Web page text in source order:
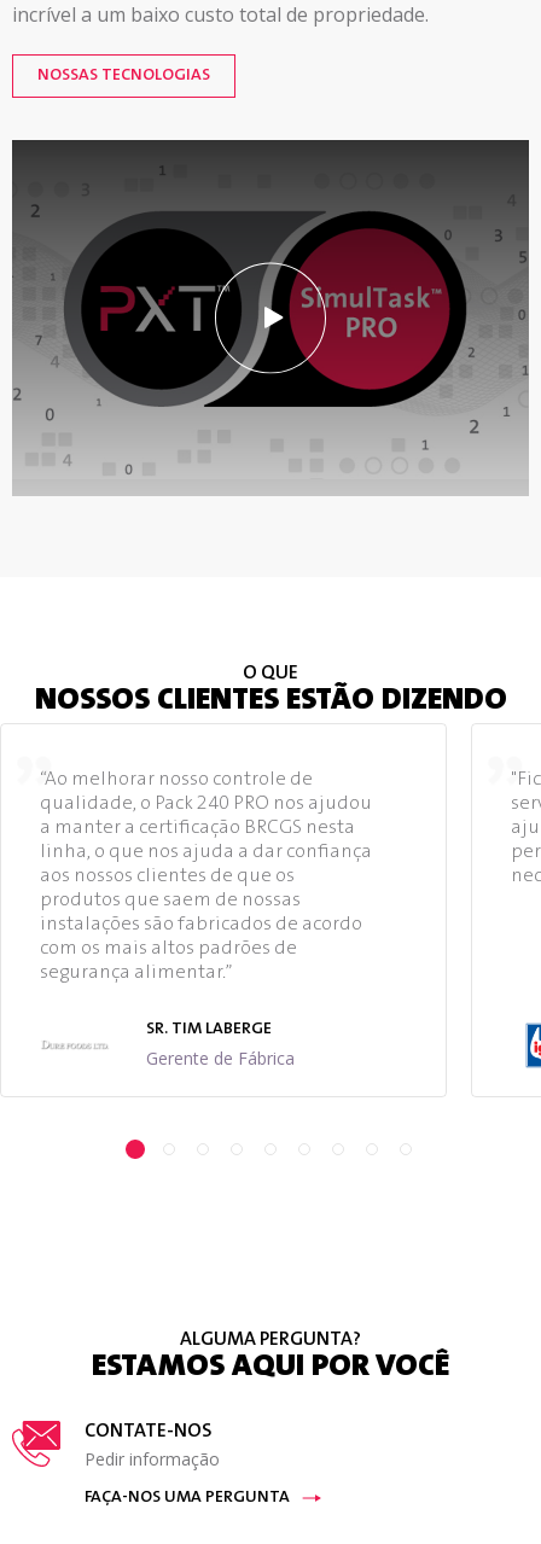
incrível a um baixo custo total de propriedade.
NOSSAS TECNOLOGIAS
O QUE
NOSSOS CLIENTES ESTÃO DIZENDO
“Ao melhorar nosso controle de
qualidade, o Pack 240 PRO nos ajudou
a manter a certificação BRCGS nesta
linha, o que nos ajuda a dar confiança
aos nossos clientes de que os
produtos que saem de nossas
instalações são fabricados de acordo
com os mais altos padrões de
segurança alimentar.”
SR. TIM LABERGE
Gerente de Fábrica
ALGUMA PERGUNTA?
ESTAMOS AQUI POR VOCÊ
CONTATE-NOS
Pedir informação
FAÇA-NOS UMA PERGUNTA